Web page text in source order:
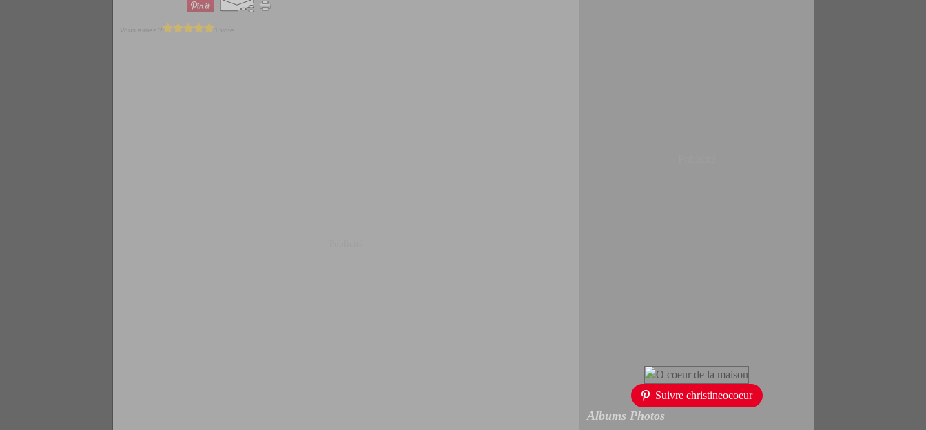
Vous aimez ? 1 vote
Suivre christineocoeur
Albums Photos